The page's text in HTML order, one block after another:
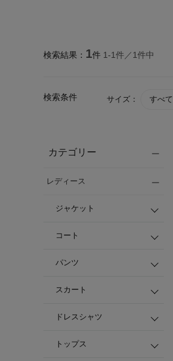
検索結果： 1件 1-1件／1件中
検索条件 サイズ： すべて
カテゴリー
レディース
ジャケット
コート
パンツ
スカート
ドレスシャツ
トップス